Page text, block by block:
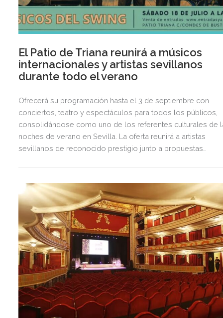
El Patio de Triana reunirá a músicos
internacionales y artistas sevillanos
durante todo el verano
Ofrecerá su programación hasta el 3 de septiembre con
conciertos, teatro y espectáculos para todos los públicos,
consolidándose como uno de los referentes culturales de
noches de verano en Sevilla. La oferta reunirá a artistas
sevillanos de reconocido prestigio junto a propuestas